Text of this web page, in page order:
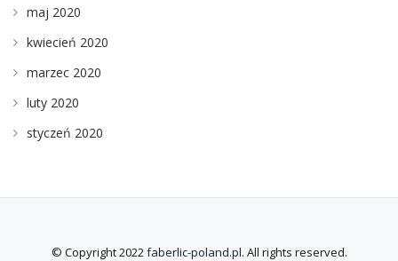
maj 2020
kwiecień 2020
marzec 2020
luty 2020
styczeń 2020
© Copyright 2022faberlic-poland.pl. All rights reserved.